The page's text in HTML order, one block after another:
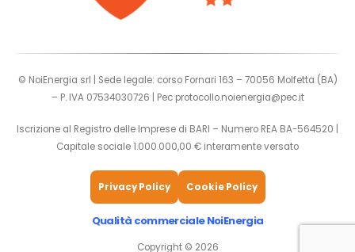
© NoiEnergia srl | Sede legale: corso Fornari 163 – 70056 Molfetta (BA)
– P. IVA 07534030726 | Pec protocollo.noienergia@pec.it
Iscrizione al Registro delle Imprese di BARI – Numero REA BA-564520 |
Capitale sociale 1.000.000,00 € interamente versato
Privacy Policy Cookie Policy
Qualità commerciale NoiEnergia
Copyright © 2026